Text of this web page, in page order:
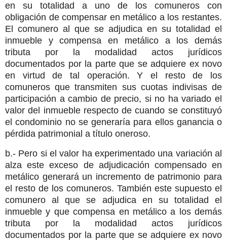
en su totalidad a uno de los comuneros con
obligación de compensar en metálico a los restantes.
El comunero al que se adjudica en su totalidad el
inmueble y compensa en metálico a los demás
tributa por la modalidad actos jurídicos
documentados por la parte que se adquiere ex novo
en virtud de tal operación. Y el resto de los
comuneros que transmiten sus cuotas indivisas de
participación a cambio de precio, si no ha variado el
valor del inmueble respecto de cuando se constituyó
el condominio no se generaría para ellos ganancia o
pérdida patrimonial a título oneroso.
b.- Pero si el valor ha experimentado una variación al
alza este exceso de adjudicación compensado en
metálico generará un incremento de patrimonio para
el resto de los comuneros. También este supuesto e
comunero al que se adjudica en su totalidad el
inmueble y que compensa en metálico a los demás
tributa por la modalidad actos jurídicos
documentados por la parte que se adquiere ex novo